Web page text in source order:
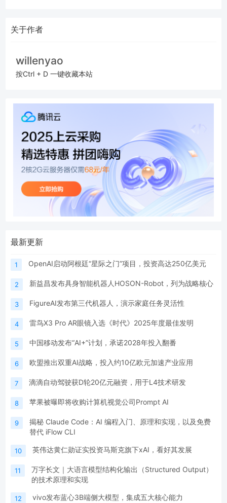
关于作者
willenyao
按Ctrl + D 一键收藏本站
最新更新
1 OpenAI启动阿根廷“星际之门”项目，投资高达250亿美元
2 新益昌发布具身智能机器人HOSON-Robot，列为战略核心
3 FigureAI发布第三代机器人，演示家庭任务灵活性
4 雷鸟X3 Pro AR眼镜入选《时代》2025年度最佳发明
5 中国移动发布“AI+”计划，承诺2028年投入翻番
6 欧盟推出双重AI战略，投入约10亿欧元加速产业应用
7 滴滴自动驾驶获D轮20亿元融资，用于L4技术研发
8 苹果被曝即将收购计算机视觉公司Prompt AI
9
揭秘 Claude Code：AI 编程入门、原理和实现，以及免费
替代 iFlow CLI
10 英伟达黄仁勋证实投资马斯克旗下xAI，看好其发展
11
万字长文｜大语言模型结构化输出（Structured Output）
的技术原理和实现
12 vivo发布蓝心3B端侧大模型，集成五大核心能力